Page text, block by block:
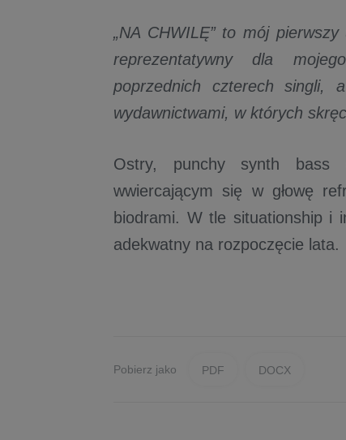
„NA CHWILĘ” to mój
reprezentatywny dla
poprzednich czterech singli,
wydawnictwami, w których
Ostry, punchy synth bass
wwiercającym się w głowę
biodrami. W tle situationship i
adekwatny na rozpoczęcie lata.
Pobierz jako PDF DOCX